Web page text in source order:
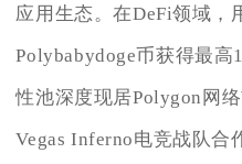
应用生态。在DeFi领域，
Polybabydoge币获得最高
性池深度现居Polygon网
Vegas Inferno电竞战队合